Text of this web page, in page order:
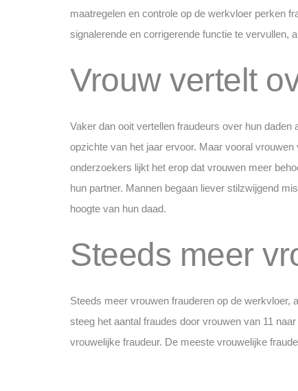
maatregelen en controle op de werkvloer perken
signalerende en corrigerende functie te vervullen,
Vrouw vertelt
Vaker dan ooit vertellen fraudeurs over hun
opzichte van het jaar ervoor. Maar vooral
onderzoekers lijkt het erop dat vrouwen meer
hun partner. Mannen begaan liever stilzwijgend
hoogte van hun daad.
Steeds meer
Steeds meer vrouwen frauderen op de werkvloer,
steeg het aantal fraudes door vrouwen van 11
vrouwelijke fraudeur. De meeste vrouwelijke